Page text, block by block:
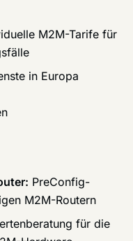
M2M-Tarife für
in Europa
PreConfig-
M2M-Routern
für die